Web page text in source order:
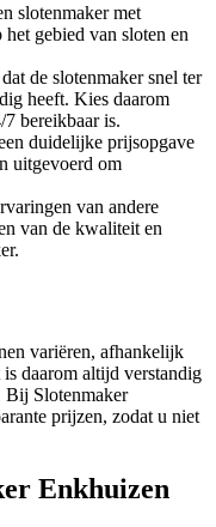
slotenmaker met
gebied van sloten en
de slotenmaker snel ter
heeft. Kies daarom
bereikbaar is.
duidelijke prijsopgave
uitgevoerd om
van andere
van de kwaliteit en
variëren, afhankelijk
daarom altijd verstandig
Bij Slotenmaker
prijzen, zodat u niet
Enkhuizen